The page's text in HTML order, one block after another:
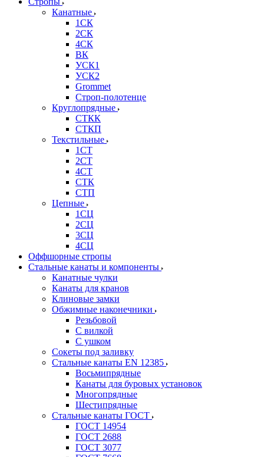
Канатные
1СК
2СК
4СК
ВК
УСК1
УСК2
Grommet
Строп-полотенце
Круглопрядные
СТКК
СТКП
Текстильные
1СТ
2СТ
4СТ
СТК
СТП
Цепные
1СЦ
2СЦ
3СЦ
4СЦ
Оффшорные стропы
Стальные канаты и компоненты
Канатные чулки
Канаты для кранов
Клиновые замки
Обжимные наконечники
Резьбовой
С вилкой
С ушком
Сокеты под заливку
Стальные канаты EN 12385
Восьмипрядные
Канаты для буровых установок
Многопрядные
Шестипрядные
Стальные канаты ГОСТ
ГОСТ 14954
ГОСТ 2688
ГОСТ 3077